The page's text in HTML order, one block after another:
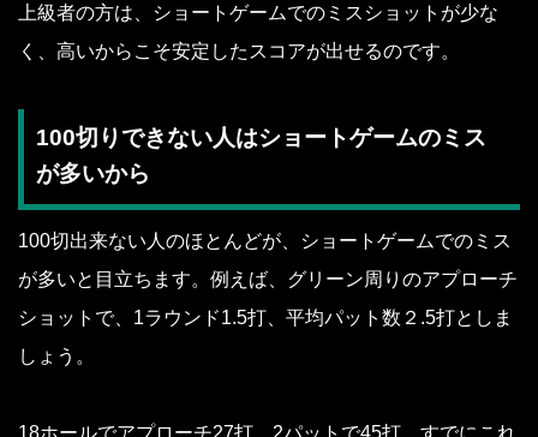
上級者の方は、ショートゲームでのミスショットが少な
く、高いからこそ安定したスコアが出せるのです。
100切りできない人はショートゲームのミス
が多いから
100切出来ない人のほとんどが、ショートゲームでのミス
が多いと目立ちます。例えば、グリーン周りのアプローチ
ショットで、1ラウンド1.5打、平均パット数２.5打としま
しょう。
18ホールでアプローチ27打、2パットで45打。すでにこれ